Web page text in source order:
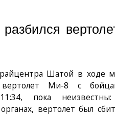
разбился
Шатой в ходе
вертолет Ми-8 с
пока
вертолет был